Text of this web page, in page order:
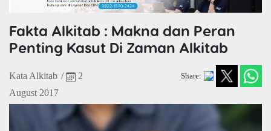
Fakta Alkitab : Makna dan Peran
Penting Kasut Di Zaman Alkitab
Kata Alkitab /
2
August 2017
Share: